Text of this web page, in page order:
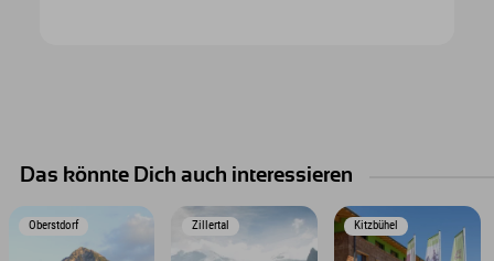
Das könnte Dich auch interessieren
Oberstdorf Zillertal Kitzbühel